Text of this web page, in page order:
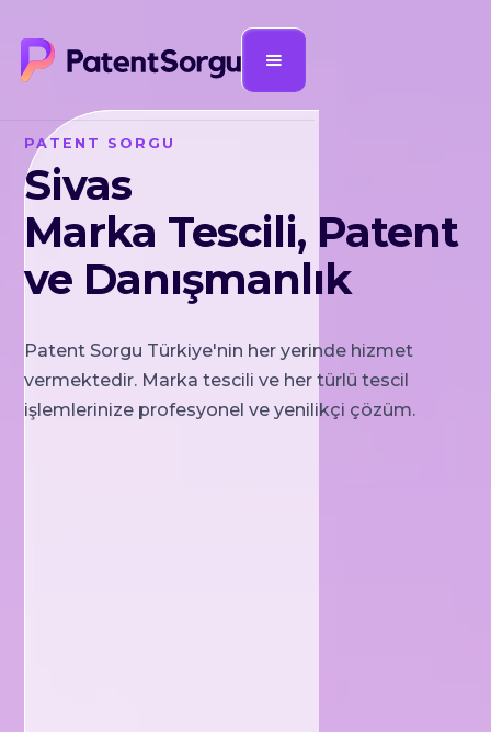
PATENT SORGU
Sivas
Marka Tescili, Patent
ve Danışmanlık
Patent Sorgu Türkiye'nin her yerinde hizmet
vermektedir. Marka tescili ve her türlü tescil
işlemlerinize profesyonel ve yenilikçi çözüm.